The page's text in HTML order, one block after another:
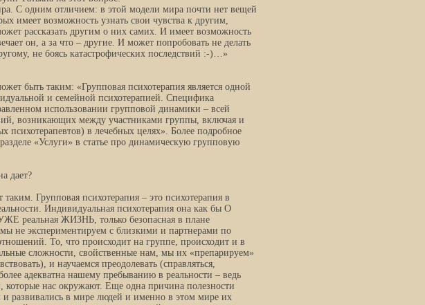
С одним отличием: в этой модели мира почти нет вещей
имеет возможность узнать свои чувства к другим,
рассказать другим о них самих. И имеет возможность
он, а за что – другие. И может попробовать не делать
не боясь катастрофических последствий :-)…»
быть таким: «Групповая психотерапия является одной
и семейной психотерапией. Специфика
использовании групповой динамики – всей
возникающих между участниками группы, включая и
психотерапевтов) в лечебных целях». Более подробное
«Услуги» в статье про динамическую групповую
дает?
Групповая психотерапия – это психотерапия в
Индивидуальная психотерапия она как бы О
реальная ЖИЗНЬ, только безопасная в плане
не экспериментируем с близкими и партнерами по
То, что происходит на группе, происходит и в
сложности, свойственные нам, мы их «препарируем»
и научаемся преодолевать (справляться,
адекватна нашему пребыванию в реальности – ведь
нас окружают. Еще одна причина полезности
и развивались в мире людей и именно в этом мире их